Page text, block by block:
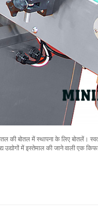
की बोतल में स्थापना के लिए बोतलें।
उद्योगों में इस्तेमाल की जाने वाली एक